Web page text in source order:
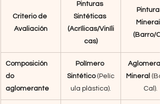
Criterio de
Avaliación
Pinturas
Sintéticas
(Acrílicas/Viníli
cas)
(Barro/
Composición
do
aglomerante
Polímero
Sintético (Pelíc
ula plástica).
Mineral
Cal).